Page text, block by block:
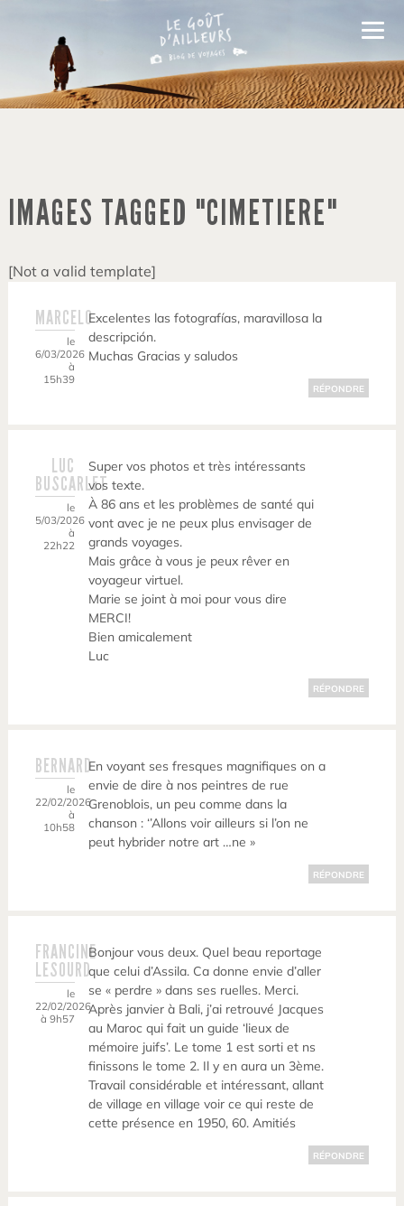
IMAGES TAGGED "CIMETIERE"
[Not a valid template]
MARCELO
le
6/03/2026
à
15h39
Excelentes las fotografías, maravillosa la
descripción.
Muchas Gracias y saludos
RÉPONDRE
LUC
BUSCARLET
le
5/03/2026
à
22h22
Super vos photos et très intéressants
vos texte.
À 86 ans et les problèmes de santé qui
vont avec je ne peux plus envisager de
grands voyages.
Mais grâce à vous je peux rêver en
voyageur virtuel.
Marie se joint à moi pour vous dire
MERCI!
Bien amicalement
Luc
RÉPONDRE
BERNARD
le
22/02/2026
à
10h58
En voyant ses fresques magnifiques on a
envie de dire à nos peintres de rue
Grenoblois, un peu comme dans la
chanson : ‘’Allons voir ailleurs si l’on ne
peut hybrider notre art …ne »
RÉPONDRE
FRANCINE
LESOURD
le
22/02/2026
à 9h57
Bonjour vous deux. Quel beau reportage
que celui d’Assila. Ca donne envie d’aller
se « perdre » dans ses ruelles. Merci.
Après janvier à Bali, j’ai retrouvé Jacques
au Maroc qui fait un guide ‘lieux de
mémoire juifs’. Le tome 1 est sorti et ns
finissons le tome 2. Il y en aura un 3ème.
Travail considérable et intéressant, allant
de village en village voir ce qui reste de
cette présence en 1950, 60. Amitiés
RÉPONDRE